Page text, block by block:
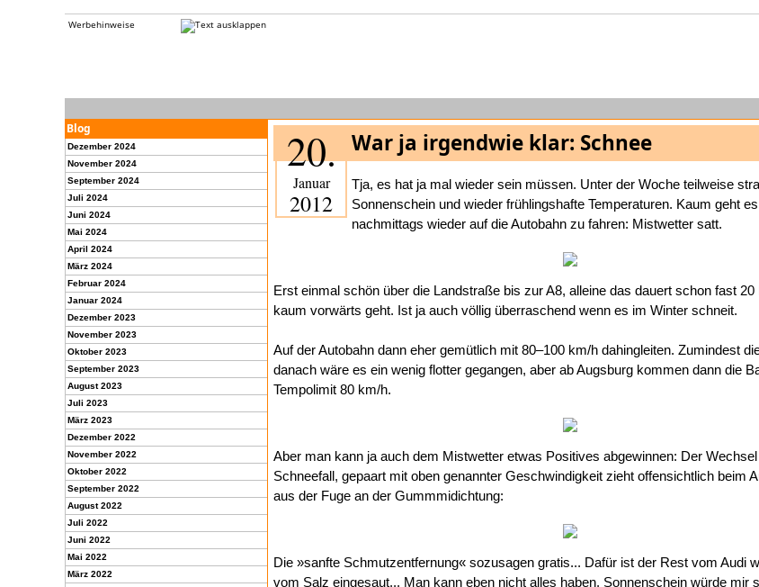
Werbehinweise
Blog
Dezember 2024
November 2024
September 2024
Juli 2024
Juni 2024
Mai 2024
April 2024
März 2024
Februar 2024
Januar 2024
Dezember 2023
November 2023
Oktober 2023
September 2023
August 2023
Juli 2023
März 2023
Dezember 2022
November 2022
Oktober 2022
September 2022
August 2022
Juli 2022
Juni 2022
Mai 2022
März 2022
20.
Januar
2012
War ja irgendwie klar: Schnee
Tja, es hat ja mal wieder sein müssen. Unter der Woche teilweise
Sonnenschein und wieder frühlingshafte Temperaturen. Kaum geht
nachmittags wieder auf die Autobahn zu fahren: Mistwetter satt.
Erst einmal schön über die Landstraße bis zur A8, alleine das dauert schon fast 20
kaum vorwärts geht. Ist ja auch völlig überraschend wenn es im Winter schneit.
Auf der Autobahn dann eher gemütlich mit 80–100 km/h dahingleiten. Zumindest
danach wäre es ein wenig flotter gegangen, aber ab Augsburg kommen dann die
Tempolimit 80 km/h.
Aber man kann ja auch dem Mistwetter etwas Positives abgewinnen: Der
Schneefall, gepaart mit oben genannter Geschwindigkeit zieht offensichtlich beim
aus der Fuge an der Gummmidichtung:
Die »sanfte Schmutzentfernung« sozusagen gratis... Dafür ist der Rest vom Audi
vom Salz eingesaut... Man kann eben nicht alles haben. Sonnenschein würde mir